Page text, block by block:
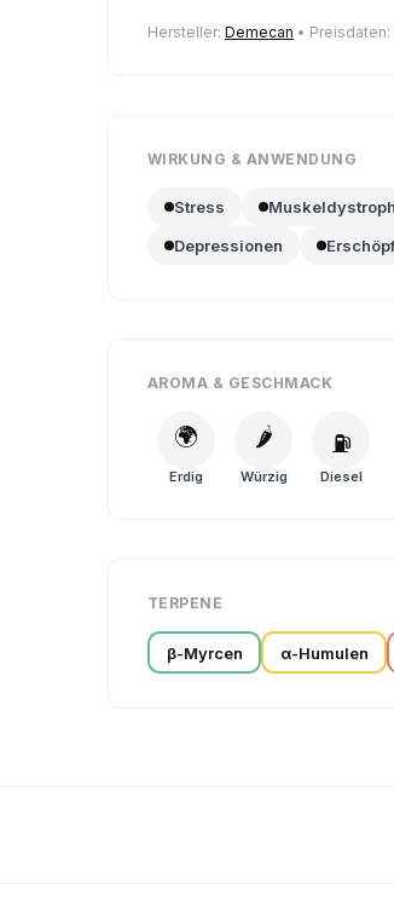
Hersteller: Demecan •
WIRKUNG & ANWENDUNG
Stress
Depressionen
AROMA & GESCHMACK
🌍
Erdig
🌶️
Würzig
⛽
Diesel
TERPENE
β-Myrcen α-Humulen